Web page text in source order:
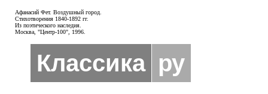
Афанасий Фет. Воздушный город.
Стихотворения 1840-1892 гг.
Из поэтического наследия.
Москва, "Центр-100", 1996.
Классика ру